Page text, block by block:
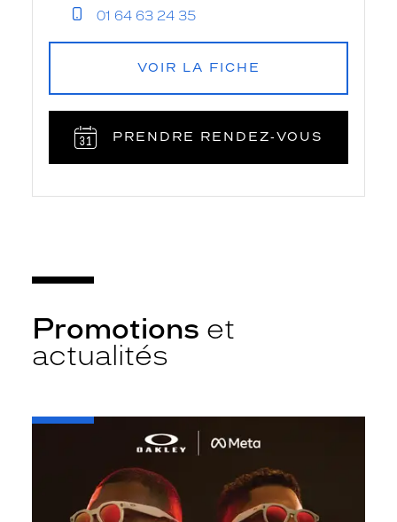
01 64 63 24 35
VOIR LA FICHE
PRENDRE RENDEZ‑VOUS
Promotions et
actualités
-